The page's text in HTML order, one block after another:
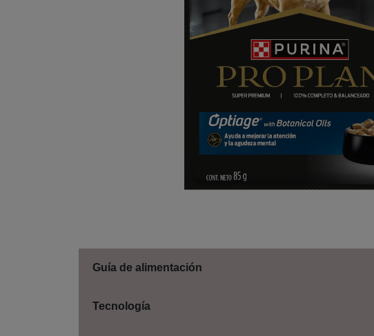
Guía de alimentación
Tecnología